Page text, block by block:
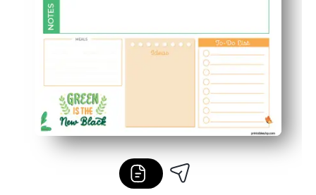
Groenere gewoontes in een handomdraai: je kunt